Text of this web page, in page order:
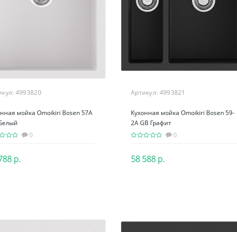
4993820
мойка Omoikiri Bosen 57A
0
р.
Артикул: 4993821
Кухонная мойка Omoikiri Bosen 59-
2A GB Графит
0
58 588 р.